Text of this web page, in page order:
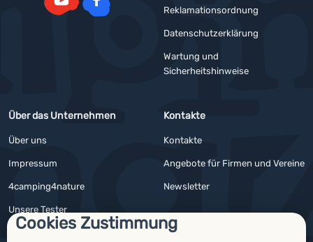
Cookies Zustimmung
Reklamationsordnung
Datenschutzerklärung
Wartung und
Sicherheitshinweise
Über das Unternehmen
Über uns
Impressum
4camping4nature
Unsere Tester
Kontakte
Kontakte
Angebote für Firmen und Vereine
Newsletter